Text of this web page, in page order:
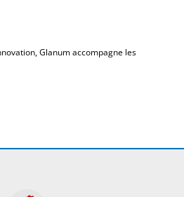
Glanum accompagne les